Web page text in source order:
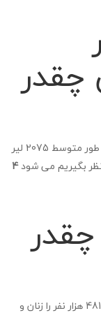
چقدر
اجاره ماهیانه یک آپارتمان 100 متری در چانکایا به طور متوسط 2075 لیر
4
است که از این تعداد 481 هزار نفر را زنان و